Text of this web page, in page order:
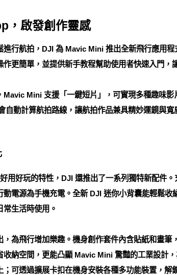
，啟發創作靈感
進行航拍，DJI 為 Mavic Mini 推出全新飛行應用
更簡單，並提供新手教程幫助使用者快速入門，
Mavic Mini 支援「一鍵短片」，可實現多種趣味
自動計算航拍路線，讓航拍作品兼具精妙運鏡與
用好玩的特性，DJI 還推出了一系列獨特新配件
動電源為手機充電。全新 DJI 迷你小背囊能輕鬆
生活時使用。
，為飛行增加樂趣。機身創作套件內含貼紙和畫
收納空間，更能凸顯 Mavic Mini 驚豔的工業設計
可透過擴展卡扣在機身安裝各種多功能裝置，解